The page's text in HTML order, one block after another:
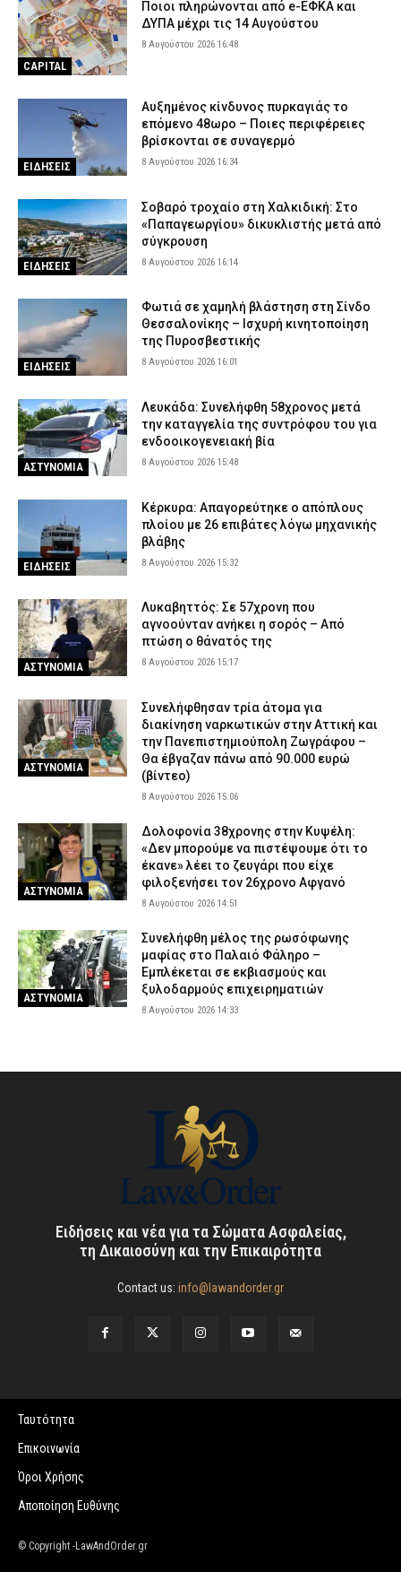
CAPITAL
Ποιοι πληρώνονται από e-ΕΦΚΑ και
ΔΥΠΑ μέχρι τις 14 Αυγούστου
8 Αυγούστου 2026 16:48
ΕΙΔΗΣΕΙΣ
Αυξημένος κίνδυνος πυρκαγιάς το
επόμενο 48ωρο – Ποιες περιφέρειες
βρίσκονται σε συναγερμό
8 Αυγούστου 2026 16:34
ΕΙΔΗΣΕΙΣ
Σοβαρό τροχαίο στη Χαλκιδική: Στο
«Παπαγεωργίου» δικυκλιστής μετά από
σύγκρουση
8 Αυγούστου 2026 16:14
ΕΙΔΗΣΕΙΣ
Φωτιά σε χαμηλή βλάστηση στη Σίνδο
Θεσσαλονίκης – Ισχυρή κινητοποίηση
της Πυροσβεστικής
8 Αυγούστου 2026 16:01
ΑΣΤΥΝΟΜΙΑ
Λευκάδα: Συνελήφθη 58χρονος μετά
την καταγγελία της συντρόφου του για
ενδοοικογενειακή βία
8 Αυγούστου 2026 15:48
ΕΙΔΗΣΕΙΣ
Κέρκυρα: Απαγορεύτηκε ο απόπλους
πλοίου με 26 επιβάτες λόγω μηχανικής
βλάβης
8 Αυγούστου 2026 15:32
ΑΣΤΥΝΟΜΙΑ
Λυκαβηττός: Σε 57χρονη που
αγνοούνταν ανήκει η σορός – Από
πτώση ο θάνατός της
8 Αυγούστου 2026 15:17
ΑΣΤΥΝΟΜΙΑ
Συνελήφθησαν τρία άτομα για
διακίνηση ναρκωτικών στην Αττική και
την Πανεπιστημιούπολη Ζωγράφου –
Θα έβγαζαν πάνω από 90.000 ευρώ
(βίντεο)
8 Αυγούστου 2026 15:06
ΑΣΤΥΝΟΜΙΑ
Δολοφονία 38χρονης στην Κυψέλη:
«Δεν μπορούμε να πιστέψουμε ότι το
έκανε» λέει το ζευγάρι που είχε
φιλοξενήσει τον 26χρονο Αφγανό
8 Αυγούστου 2026 14:51
ΑΣΤΥΝΟΜΙΑ
Συνελήφθη μέλος της ρωσόφωνης
μαφίας στο Παλαιό Φάληρο –
Εμπλέκεται σε εκβιασμούς και
ξυλοδαρμούς επιχειρηματιών
8 Αυγούστου 2026 14:33
Ειδήσεις και νέα για τα Σώματα Ασφαλείας,
τη Δικαιοσύνη και την Επικαιρότητα
Contact us: info@lawandorder.gr
Ταυτότητα
Επικοινωνία
Όροι Χρήσης
Αποποίηση Ευθύνης
© Copyright -LawAndOrder.gr